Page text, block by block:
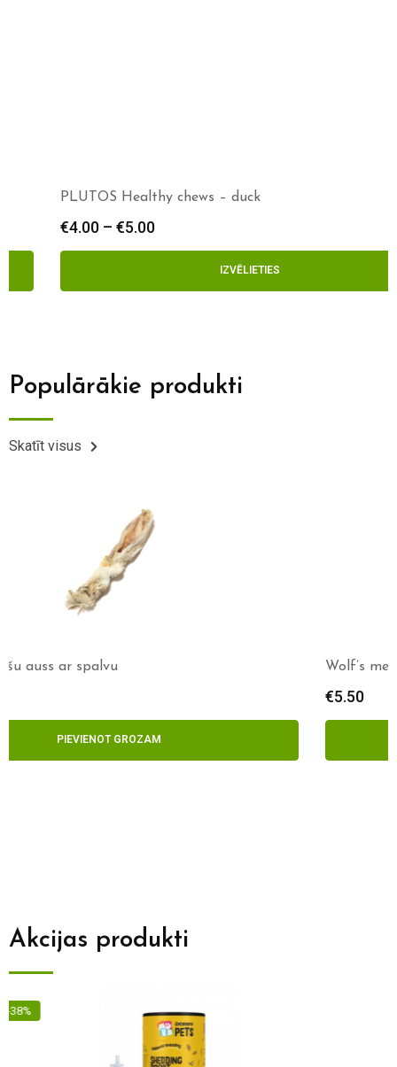
PLUTOS Healthy chews – duck
–€5.00
IZVĒLIETIES
Populārākie produkti
Skatīt visus
Wolf’s menu Essential 800g
PIEVIENOT GROZAM
Akcijas produkti